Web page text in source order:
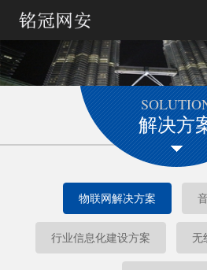
解决方
物联网解决方案
行业信息化建设方案 无